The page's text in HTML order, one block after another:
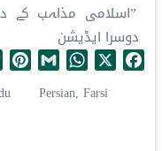
”اسلامی مذاہب کے
دوسرا ایڈیشن
F
X
W
h
a
G
P
n
Persian, Farsi